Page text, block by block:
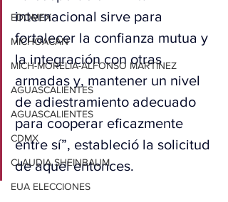
EDOMEX
MICHOACÁN
MICH-MORELIA-ALFONSO MARTÍNEZ
AGUASCALIENTES
AGUASCALIENTES
CDMX
CLAUDIA SHEINBAUM
EUA ELECCIONES
internacional sirve para
fortalecer la confianza mutua y
la integración con otras
armadas y, mantener un nivel
de adiestramiento adecuado
para cooperar eficazmente
entre sí”, estableció la solicitud
de aquel entonces.